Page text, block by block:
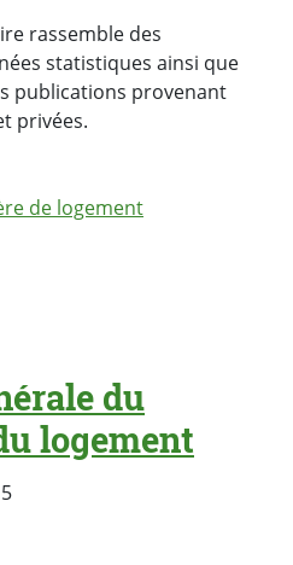
rassemble des
statistiques ainsi que
publications provenant
privées.
de logement
du
logement